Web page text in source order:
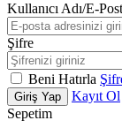
Kullanıcı Adı/E-
Şifre
Beni Hatırla
Giriş Yap
Kayıt Ol
Sepetim